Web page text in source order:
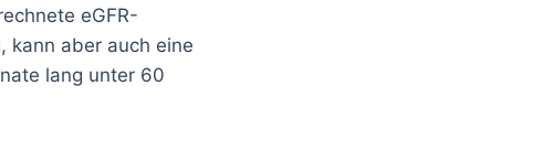
eGFR-
kann aber auch eine
lang unter 60